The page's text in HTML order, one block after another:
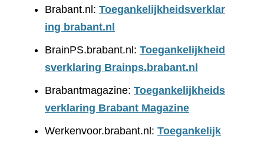
Brabant.nl: Toegankelijkheidsverklar
ing brabant.nl
BrainPS.brabant.nl: Toegankelijkheid
sverklaring Brainps.brabant.nl
Brabantmagazine: Toegankelijkheids
verklaring Brabant Magazine
Werkenvoor.brabant.nl: Toegankelijk